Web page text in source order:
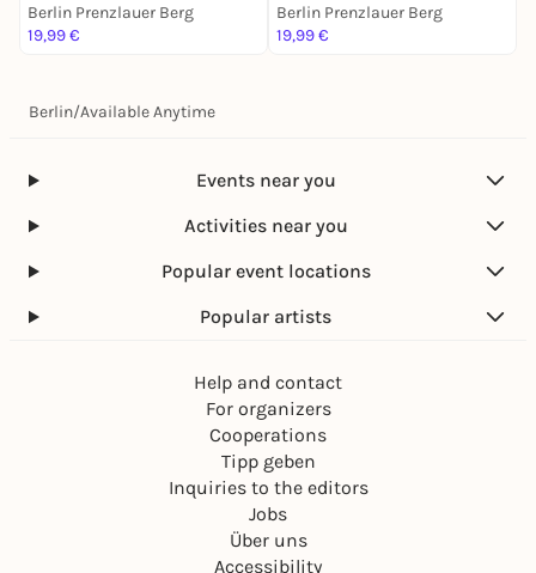
Berlin Prenzlauer Berg
19,99 €
Berlin Prenzlauer Berg
19,99 €
Berlin/Available Anytime
Events near you
Activities near you
Popular event locations
Popular artists
Help and contact
For organizers
Cooperations
Tipp geben
Inquiries to the editors
Jobs
Über uns
Accessibility